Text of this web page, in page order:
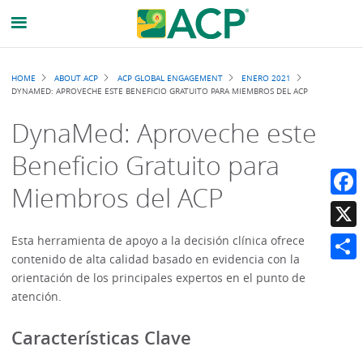
Breadcrumb
HOME ABOUT ACP ACP GLOBAL ENGAGEMENT
ENERO 2021
DYNAMED: APROVECHE ESTE BENEFICIO GRATUITO PARA MIEMBROS DEL ACP
DynaMed: Aproveche este
Beneficio Gratuito para
Miembros del ACP
Esta herramienta de apoyo a la decisión clínica ofrece
contenido de alta calidad basado en evidencia con la
orientación de los principales expertos en el punto de
atención.
Características Clave
X